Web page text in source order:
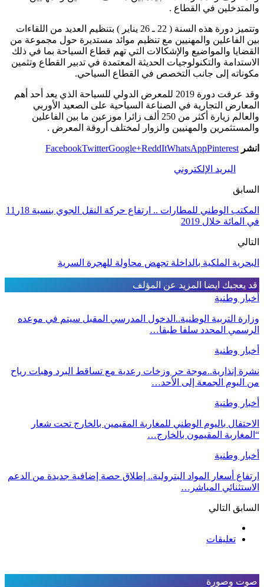
والمتدخلين في القطاع .
وتتميز دورة هذه السنة ( 22 ـ 26 يناير ) بتنظيم العديد من اللقاءات
بين الفاعلين والمهنيين مع تنظيم موائد مستديرة حول مجموعة من
القضايا والمواضيع والإشكالات التي تهم قطاع السياحة بما في ذلك
الاستدامة والتكنولوجيات الحديثة المعتمدة في تدبير القطاع وتثمين
مكوناته إلى جانب التخصص في القطاع السياحي.
وقد عرفت دورة 2019 للمعرض الدولي للسياحة الذي يعد أحد أهم
المعارض التجارية في الصناعة السياحية على الصعيد الأوربي
والعالم زيارة أكثر من 250 ألف زائرا موزعين ما بين الفاعلين
والمستثمرين والمهنيين والزوار لمختلف أروقة المعرض .
انشر FacebookTwitterGoogle+ReddItWhatsAppPinterest
البريد الإلكتروني
السابق
المكتب الوطني للمطارات .. ارتفاع حركة النقل الجوي بنسبة 18ر11
في المائة خلال 2019
التالي
البحرية الملكية بالداخلة تجهض محاولة للهجرة السرية
قد يعجبك ايضا المزيد عن المؤلف
أخبار وطنية
وزارة التربية الوطنية..الدخول المدرسي المقبل سیتم في موعده
الرسمي المحدد سلفا طبقا…
أخبار وطنية
نشرة إنذارية..موجة حر وزخات رعدية مع تساقط البرد وهبات رياح
من اليوم الجمعة إلى الأحد…
أخبار وطنية
الاحتفال باليوم الوطني للمغاربة المقيمين بالخارج تحت شعار
“المغاربة المقيمون بالخارج…
أخبار وطنية
ارتفاع أسعار المواد البترولية.. إطلاق حصة إضافية جديدة من الدعم
الاستثنائي المباشر…
السابق التالي
تعليقات
صوت وصورة